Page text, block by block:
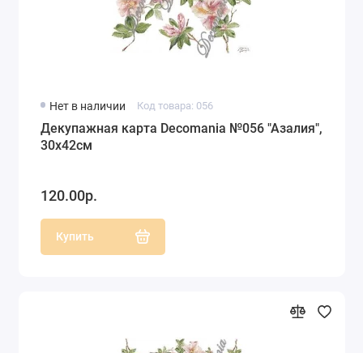
Нет в наличии Код товара: 056
Декупажная карта Decomania №056 "Азалия",
30х42см
120.00р.
Купить